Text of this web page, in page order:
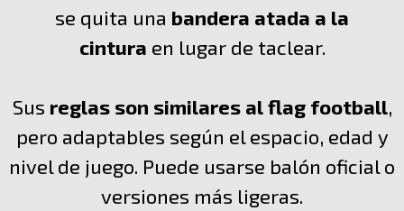
se quita una bandera atada a la
cintura en lugar de taclear.
Sus reglas son similares al flag football,
pero adaptables según el espacio, edad y
nivel de juego. Puede usarse balón oficial o
versiones más ligeras.